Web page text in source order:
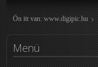
Ön itt van:www.digipic.hu
Menü